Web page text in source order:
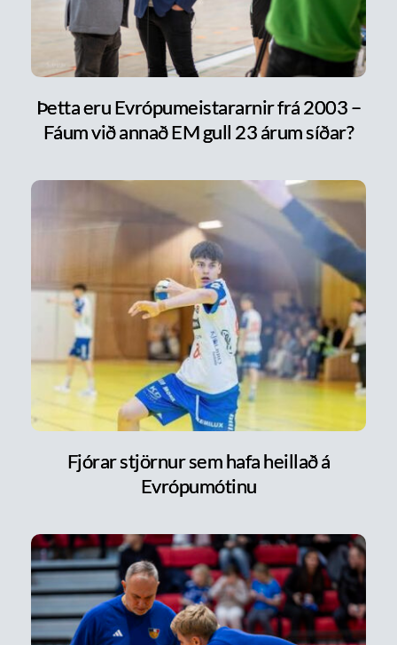
Þetta eru Evrópumeistararnir frá 2003 –
Fáum við annað EM gull 23 árum síðar?
Fjórar stjörnur sem hafa heillað á
Evrópumótinu